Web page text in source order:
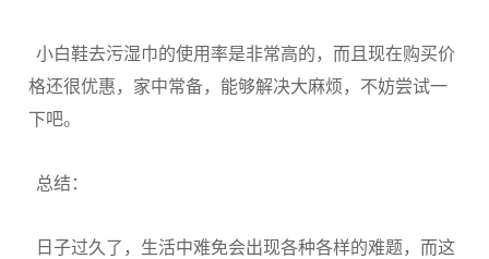
小白鞋去污湿巾的使用率是非常高的，而且现在购买价
格还很优惠，家中常备，能够解决大麻烦，不妨尝试一
下吧。
总结：
日子过久了，生活中难免会出现各种各样的难题，而这